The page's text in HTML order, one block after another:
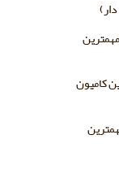
کامیون